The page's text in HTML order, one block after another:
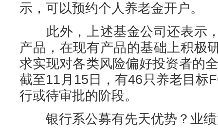
示，可以预约个人养老金开户。
此外，上述基金公司还表示
产品，在现有产品的基础上积极
求实现对各类风险偏好投资者的
截至11月15日，有46只养老目标
行或待审批的阶段。
银行系公募有先天优势？业绩